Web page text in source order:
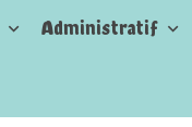
Administratif